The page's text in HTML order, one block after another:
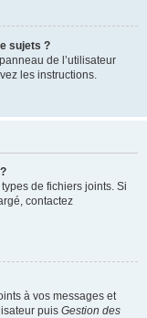
sujets ?
de l’utilisateur
les instructions.
de fichiers joints. Si
contactez
à vos messages et
puis Gestion des